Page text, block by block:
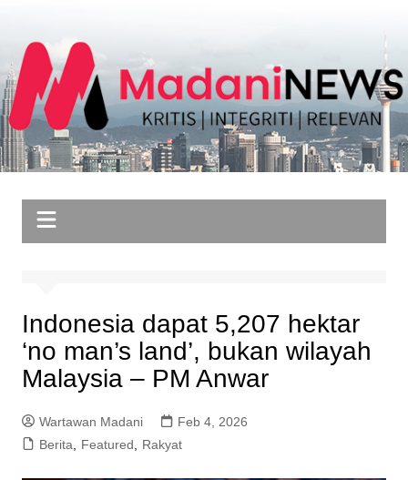
content
Indonesia dapat 5,207 hektar
‘no man’s land’, bukan wilayah
Malaysia – PM Anwar
Wartawan Madani
Feb 4, 2026
Berita, Featured, Rakyat